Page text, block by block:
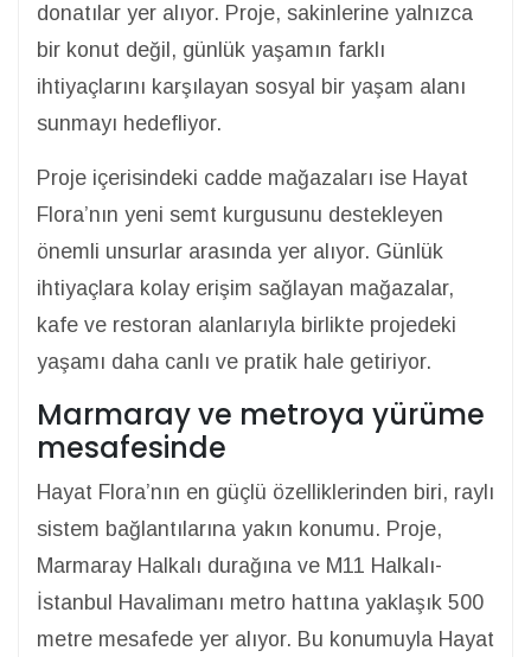
donatılar yer alıyor. Proje, sakinlerine yalnızca
bir konut değil, günlük yaşamın farklı
ihtiyaçlarını karşılayan sosyal bir yaşam alanı
sunmayı hedefliyor.
Proje içerisindeki cadde mağazaları ise Hayat
Flora’nın yeni semt kurgusunu destekleyen
önemli unsurlar arasında yer alıyor. Günlük
ihtiyaçlara kolay erişim sağlayan mağazalar,
kafe ve restoran alanlarıyla birlikte projedeki
yaşamı daha canlı ve pratik hale getiriyor.
Marmaray ve metroya yürüme
mesafesinde
Hayat Flora’nın en güçlü özelliklerinden biri, raylı
sistem bağlantılarına yakın konumu. Proje,
Marmaray Halkalı durağına ve M11 Halkalı-
İstanbul Havalimanı metro hattına yaklaşık 500
metre mesafede yer alıyor. Bu konumuyla Hayat